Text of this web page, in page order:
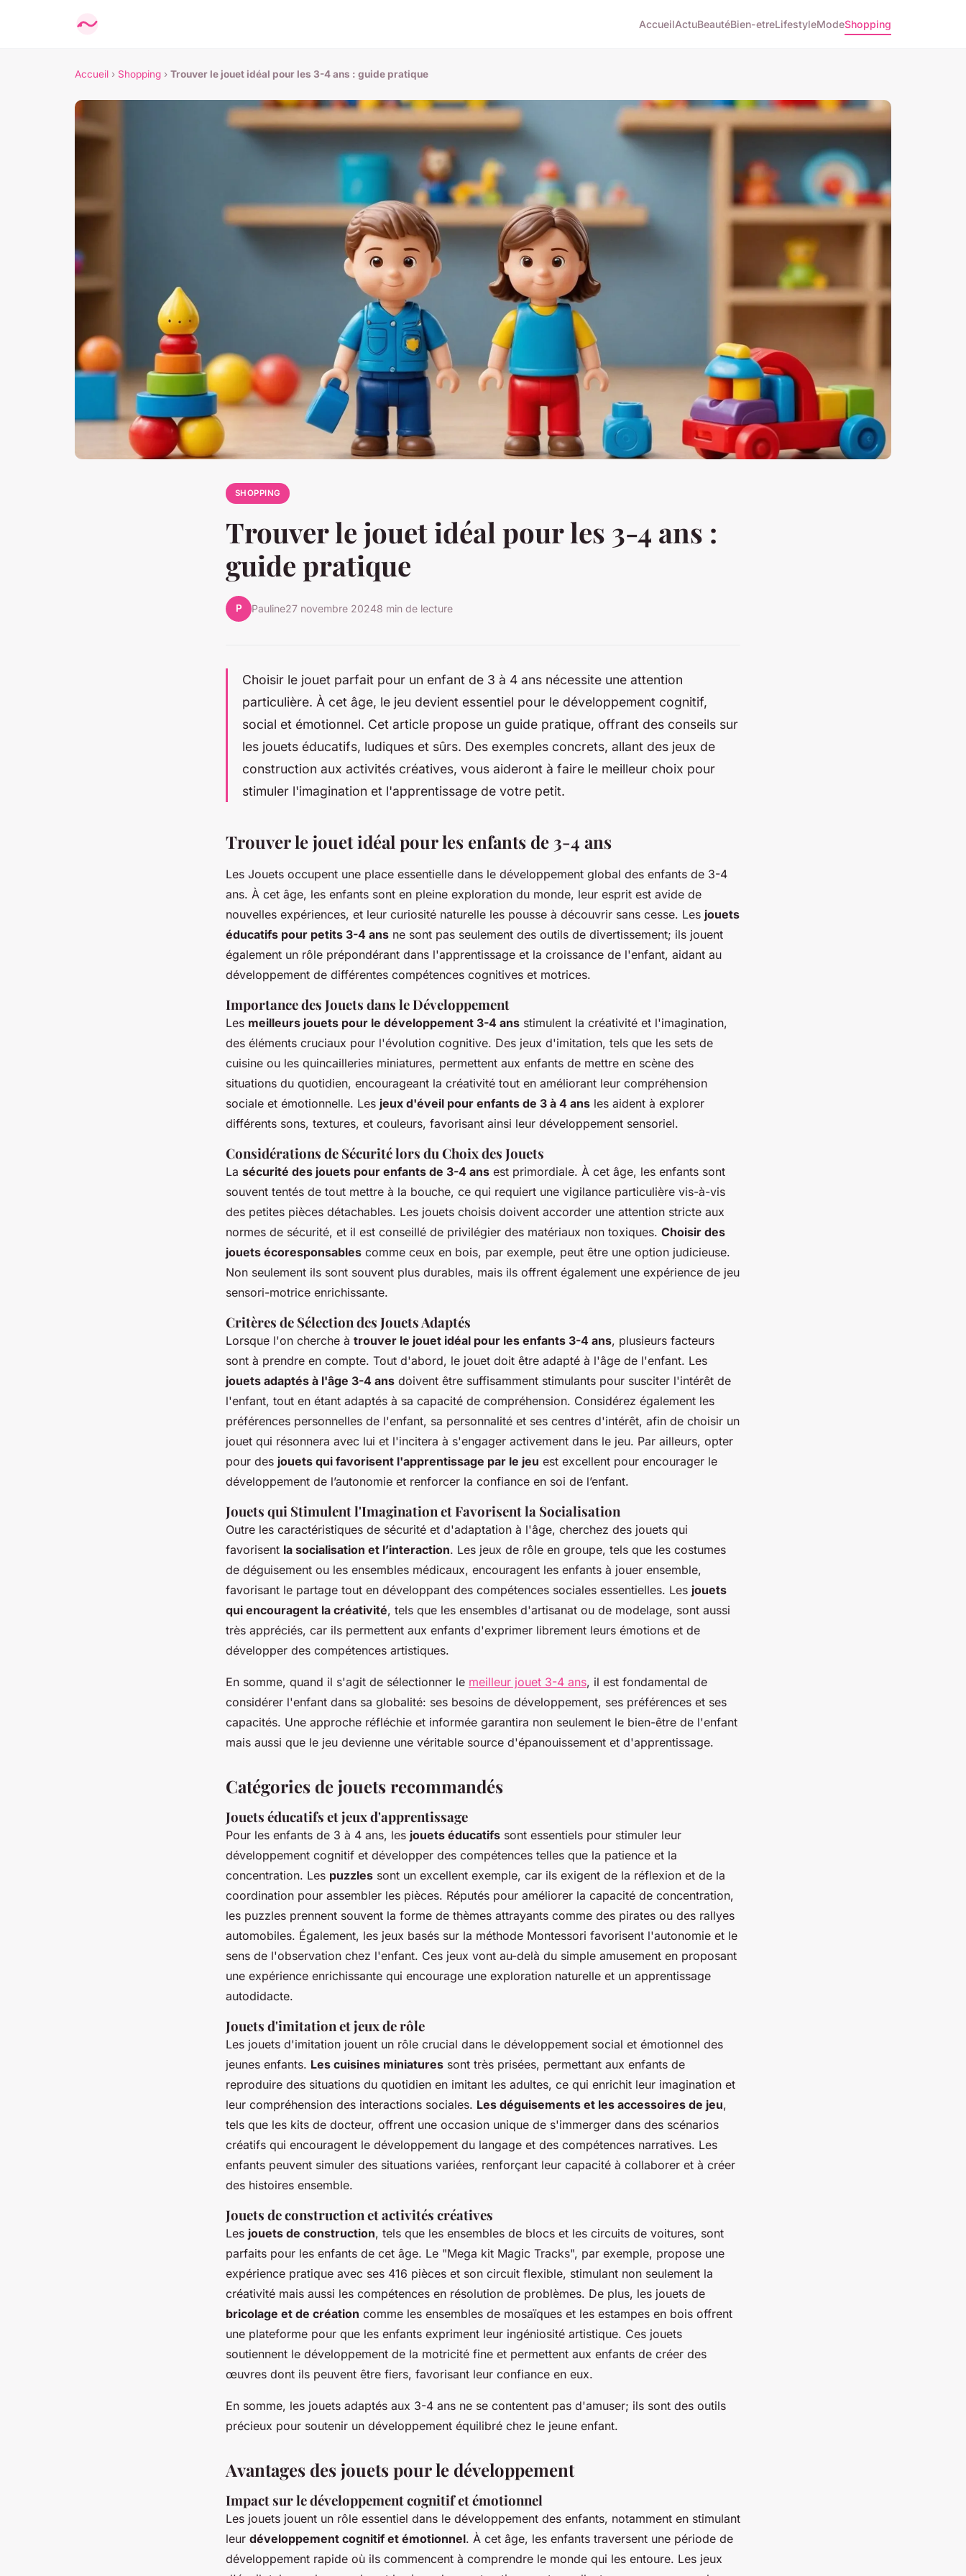
AccueilActuBeautéBien-etreLifestyleModeShopping
Accueil › Shopping › Trouver le jouet idéal pour les 3-4 ans : guide pratique
SHOPPING
Trouver le jouet idéal pour les 3-4 ans :
guide pratique
P Pauline27 novembre 20248 min de lecture
Choisir le jouet parfait pour un enfant de 3 à 4 ans nécessite une attention
particulière. À cet âge, le jeu devient essentiel pour le développement cognitif,
social et émotionnel. Cet article propose un guide pratique, offrant des conseils sur
les jouets éducatifs, ludiques et sûrs. Des exemples concrets, allant des jeux de
construction aux activités créatives, vous aideront à faire le meilleur choix pour
stimuler l'imagination et l'apprentissage de votre petit.
Trouver le jouet idéal pour les enfants de 3-4 ans
Les Jouets occupent une place essentielle dans le développement global des enfants de 3-4
ans. À cet âge, les enfants sont en pleine exploration du monde, leur esprit est avide de
nouvelles expériences, et leur curiosité naturelle les pousse à découvrir sans cesse. Les jouets
éducatifs pour petits 3-4 ans ne sont pas seulement des outils de divertissement; ils jouent
également un rôle prépondérant dans l'apprentissage et la croissance de l'enfant, aidant au
développement de différentes compétences cognitives et motrices.
Importance des Jouets dans le Développement
Les meilleurs jouets pour le développement 3-4 ans stimulent la créativité et l'imagination,
des éléments cruciaux pour l'évolution cognitive. Des jeux d'imitation, tels que les sets de
cuisine ou les quincailleries miniatures, permettent aux enfants de mettre en scène des
situations du quotidien, encourageant la créativité tout en améliorant leur compréhension
sociale et émotionnelle. Les jeux d'éveil pour enfants de 3 à 4 ans les aident à explorer
différents sons, textures, et couleurs, favorisant ainsi leur développement sensoriel.
Considérations de Sécurité lors du Choix des Jouets
La sécurité des jouets pour enfants de 3-4 ans est primordiale. À cet âge, les enfants sont
souvent tentés de tout mettre à la bouche, ce qui requiert une vigilance particulière vis-à-vis
des petites pièces détachables. Les jouets choisis doivent accorder une attention stricte aux
normes de sécurité, et il est conseillé de privilégier des matériaux non toxiques. Choisir des
jouets écoresponsables comme ceux en bois, par exemple, peut être une option judicieuse.
Non seulement ils sont souvent plus durables, mais ils offrent également une expérience de jeu
sensori-motrice enrichissante.
Critères de Sélection des Jouets Adaptés
Lorsque l'on cherche à trouver le jouet idéal pour les enfants 3-4 ans, plusieurs facteurs
sont à prendre en compte. Tout d'abord, le jouet doit être adapté à l'âge de l'enfant. Les
jouets adaptés à l'âge 3-4 ans doivent être suffisamment stimulants pour susciter l'intérêt de
l'enfant, tout en étant adaptés à sa capacité de compréhension. Considérez également les
préférences personnelles de l'enfant, sa personnalité et ses centres d'intérêt, afin de choisir un
jouet qui résonnera avec lui et l'incitera à s'engager activement dans le jeu. Par ailleurs, opter
pour des jouets qui favorisent l'apprentissage par le jeu est excellent pour encourager le
développement de l’autonomie et renforcer la confiance en soi de l’enfant.
Jouets qui Stimulent l'Imagination et Favorisent la Socialisation
Outre les caractéristiques de sécurité et d'adaptation à l'âge, cherchez des jouets qui
favorisent la socialisation et l’interaction. Les jeux de rôle en groupe, tels que les costumes
de déguisement ou les ensembles médicaux, encouragent les enfants à jouer ensemble,
favorisant le partage tout en développant des compétences sociales essentielles. Les jouets
qui encouragent la créativité, tels que les ensembles d'artisanat ou de modelage, sont aussi
très appréciés, car ils permettent aux enfants d'exprimer librement leurs émotions et de
développer des compétences artistiques.
En somme, quand il s'agit de sélectionner le meilleur jouet 3-4 ans, il est fondamental de
considérer l'enfant dans sa globalité: ses besoins de développement, ses préférences et ses
capacités. Une approche réfléchie et informée garantira non seulement le bien-être de l'enfant
mais aussi que le jeu devienne une véritable source d'épanouissement et d'apprentissage.
Catégories de jouets recommandés
Jouets éducatifs et jeux d'apprentissage
Pour les enfants de 3 à 4 ans, les jouets éducatifs sont essentiels pour stimuler leur
développement cognitif et développer des compétences telles que la patience et la
concentration. Les puzzles sont un excellent exemple, car ils exigent de la réflexion et de la
coordination pour assembler les pièces. Réputés pour améliorer la capacité de concentration,
les puzzles prennent souvent la forme de thèmes attrayants comme des pirates ou des rallyes
automobiles. Également, les jeux basés sur la méthode Montessori favorisent l'autonomie et le
sens de l'observation chez l'enfant. Ces jeux vont au-delà du simple amusement en proposant
une expérience enrichissante qui encourage une exploration naturelle et un apprentissage
autodidacte.
Jouets d'imitation et jeux de rôle
Les jouets d'imitation jouent un rôle crucial dans le développement social et émotionnel des
jeunes enfants. Les cuisines miniatures sont très prisées, permettant aux enfants de
reproduire des situations du quotidien en imitant les adultes, ce qui enrichit leur imagination et
leur compréhension des interactions sociales. Les déguisements et les accessoires de jeu,
tels que les kits de docteur, offrent une occasion unique de s'immerger dans des scénarios
créatifs qui encouragent le développement du langage et des compétences narratives. Les
enfants peuvent simuler des situations variées, renforçant leur capacité à collaborer et à créer
des histoires ensemble.
Jouets de construction et activités créatives
Les jouets de construction, tels que les ensembles de blocs et les circuits de voitures, sont
parfaits pour les enfants de cet âge. Le "Mega kit Magic Tracks", par exemple, propose une
expérience pratique avec ses 416 pièces et son circuit flexible, stimulant non seulement la
créativité mais aussi les compétences en résolution de problèmes. De plus, les jouets de
bricolage et de création comme les ensembles de mosaïques et les estampes en bois offrent
une plateforme pour que les enfants expriment leur ingéniosité artistique. Ces jouets
soutiennent le développement de la motricité fine et permettent aux enfants de créer des
œuvres dont ils peuvent être fiers, favorisant leur confiance en eux.
En somme, les jouets adaptés aux 3-4 ans ne se contentent pas d'amuser; ils sont des outils
précieux pour soutenir un développement équilibré chez le jeune enfant.
Avantages des jouets pour le développement
Impact sur le développement cognitif et émotionnel
Les jouets jouent un rôle essentiel dans le développement des enfants, notamment en stimulant
leur développement cognitif et émotionnel. À cet âge, les enfants traversent une période de
développement rapide où ils commencent à comprendre le monde qui les entoure. Les jeux